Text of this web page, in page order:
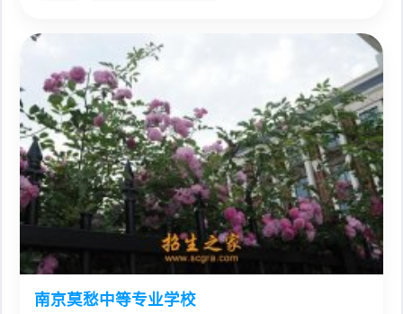
南京莫愁中等专业学校